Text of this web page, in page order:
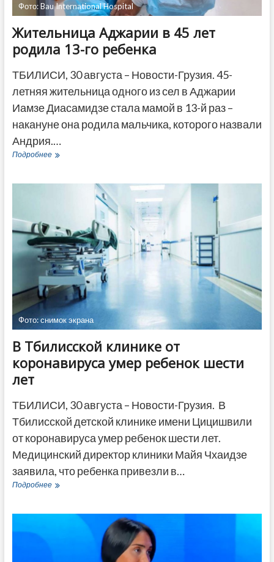
Фото: Bau International Hospital
Жительница Аджарии в 45 лет
родила 13-го ребенка
ТБИЛИСИ, 30 августа – Новости-Грузия. 45-
летняя жительница одного из сел в Аджарии
Иамзе Диасамидзе стала мамой в 13-й раз –
накануне она родила мальчика, которого назвали
Андрия.…
ПодробнееЖительница
45
го
ребенка
Фото: снимок экрана
В Тбилисской клинике от
коронавируса умер ребенок шести
лет
ТБИЛИСИ, 30 августа – Новости-Грузия. В
Тбилисской детской клинике имени Цицишвили
от коронавируса умер ребенок шести лет.
Медицинский директор клиники Майя Чхаидзе
заявила, что ребенка привезли в…
ПодробнееВ
от
коронавируса